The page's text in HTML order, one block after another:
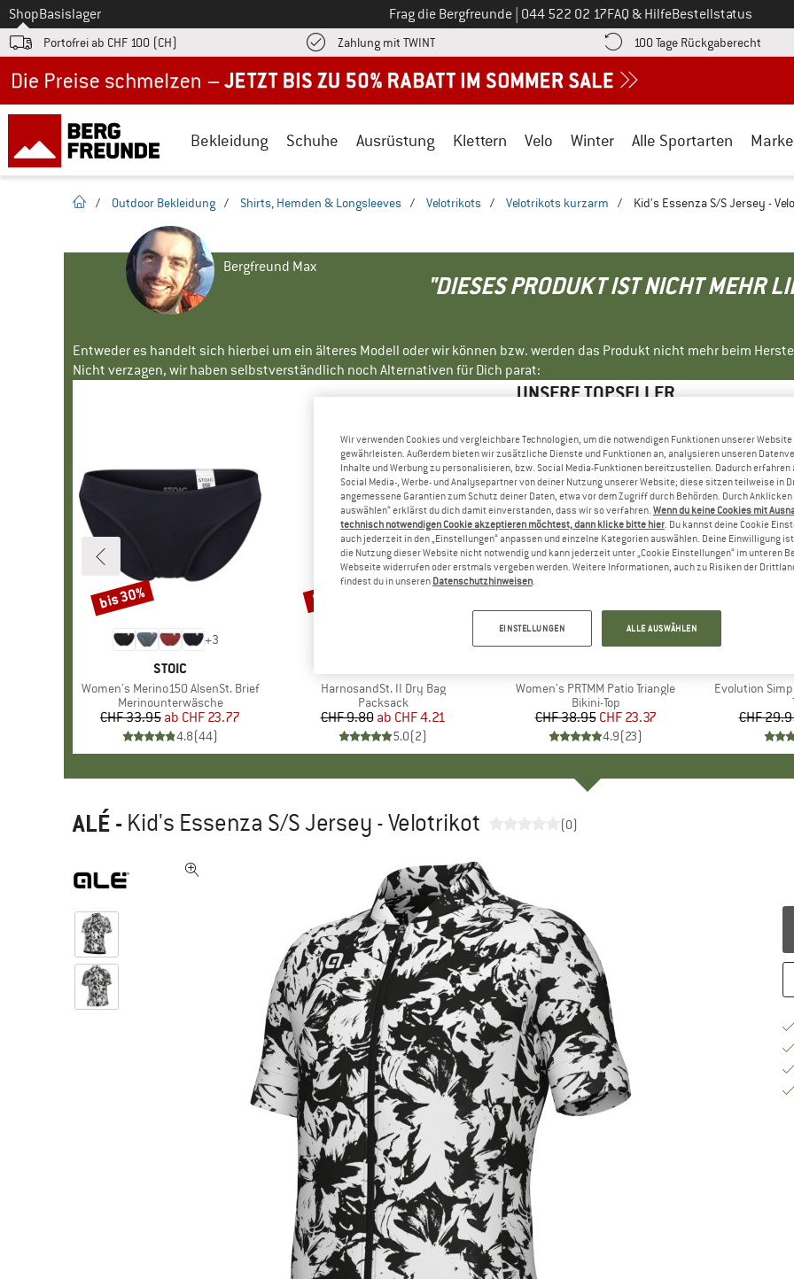
Zum
ShopBasislager Frag die Bergfreunde Ruf uns an unter
044 522 02 17FAQ & HilfeBestellstatus
Portofrei ab CHF 100 (CH) Zahlung mit TWINTFinde die Zahlungs-Infos hier! Öffnet sich in einer Infobox
100 Tage Rückgaberecht
Bekleidung Schuhe Ausrüstung Klettern Velo Winter Alle Sportarten
Startseite
/ Outdoor Bekleidung / Shirts, Hemden & Longsleeves / Velotrikots / Velotrikots kurzarm / Kid's Essenza S/S Jersey -
Bergfreund Max
"DIESES PRODUKT IST NICHT MEHR
Entweder es handelt sich hierbei um ein älteres Modell oder wir können bzw. werden das Produkt nicht mehr beim
Nicht verzagen, wir haben selbstverständlich noch Alternativen für Dich parat:
UNSERE TOPSELLER
+3
MARKE
STOIC
Artikel
Women's Merino150 AlsenSt. Brief
Produktgruppe
Merinounterwäsche
Preis
CHF 33.95 reduzierter Preis
ab CHF 23.77
4.8(44)
Rabatt
bis 30%
Artikel
HarnosandSt. II Dry Bag
Produktgruppe
Packsack
Preis
CHF 9.80 reduzierter Preis
ab CHF 4.21
5.0(2)
Rabatt
57%
Artikel
Women's PRTMM Patio Triangle
Produktgruppe
Bikini-Top
Preis
CHF 38.95reduzierter Preis
CHF 23.37
4.9(23)
Artikel
Evolution
CHF
ALÉ - Kid's Essenza S/S Jersey - Velotrikot (0)
Wir verwenden Cookies und vergleichbare Technologien, um die notwendigen Funktionen unserer Website
gewährleisten. Außerdem bieten wir zusätzliche Dienste und Funktionen an, analysieren unseren
Inhalte und Werbung zu personalisieren, bzw. Social Media-Funktionen bereitzustellen. Dadurch erfahren
Social Media-, Werbe- und Analysepartner von deiner Nutzung unserer Website; diese sitzen teilweise in
angemessene Garantien zum Schutz deiner Daten, etwa vor dem Zugriff durch Behörden. Durch Anklicken
auswählen“ erklärst du dich damit einverstanden, dass wir so verfahren. Wenn du keine Cookies mit
technisch notwendigen Cookie akzeptieren möchtest, dann klicke bitte hier. Du kannst deine Cookie
auch jederzeit in den „Einstellungen“ anpassen und einzelne Kategorien auswählen. Deine Einwilligung
die Nutzung dieser Website nicht notwendig und kann jederzeit unter „Cookie Einstellungen“ im unteren
Webseite widerrufen oder erstmals vergeben werden. Weitere Informationen, auch zu Risiken der
findest du in unseren Datenschutzhinweisen.
EINSTELLUNGEN ALLE AUSWÄHLEN